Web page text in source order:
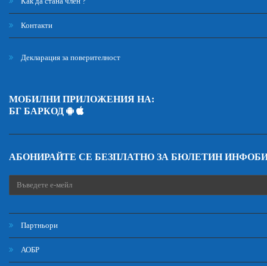
Контакти
Декларация за поверителност
МОБИЛНИ ПРИЛОЖЕНИЯ НА:
БГ БАРКОД
АБОНИРАЙТЕ СЕ БЕЗПЛАТНО ЗА БЮЛЕТИН
Партньори
АОБР